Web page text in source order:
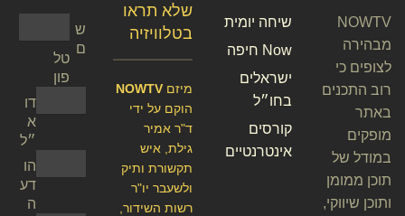
ש
ם
טל
פון
דו
א
״ל
הו
דע
ה
שלא תראו
בטלוויזיה
מיזם NOWTV
הוקם על ידי
ד"ר אמיר
גילת, איש
תקשורת ותיק
ולשעבר יו"ר
רשות השידור,
שיחה יומית
Now חיפה
ישראלים
בחו״ל
קורסים
אינטרנטיים
NOWTV
מבהירה
לצופים כי
רוב התכנים
באתר
מופקים
במודל של
תוכן ממומן
ותוכן שיווקי,